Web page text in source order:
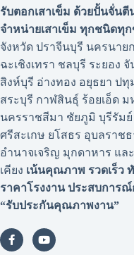
รับตอกเสาเข็ม ด้วยปั้นจั่นตี
จำหน่ายเสาเข็ม ทุกชนิดทุ
จังหวัด ปราจีนบุรี นครนาย
ฉะเชิงเทรา ชลบุรี ระยอง
สิงห์บุรี อ่างทอง อยุธยา ป
สระบุรี กาฬสินธุ์ ร้อยเอ็ด ม
นครราชสีมา ชัยภูมิ บุรีรัม
ศรีสะเกษ ยโสธร อุบลราช
อำนาจเจริญ มุกดาหาร แล
เคียง เน้นคุณภาพ รวดเร็ว
ราคาโรงงาน ประสบการณ์
“รับประกันคุณภาพงาน”